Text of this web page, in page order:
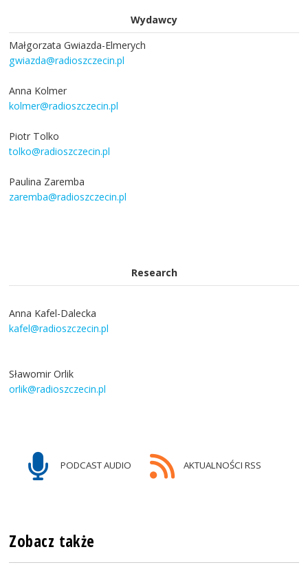
Wydawcy
Małgorzata Gwiazda-Elmerych
gwiazda@radioszczecin.pl
Anna Kolmer
kolmer@radioszczecin.pl
Piotr Tolko
tolko@radioszczecin.pl
Paulina Zaremba
zaremba@radioszczecin.pl
Research
Anna Kafel-Dalecka
kafel@radioszczecin.pl
Sławomir Orlik
orlik@radioszczecin.pl
PODCAST AUDIO AKTUALNOŚCI RSS
Zobacz także